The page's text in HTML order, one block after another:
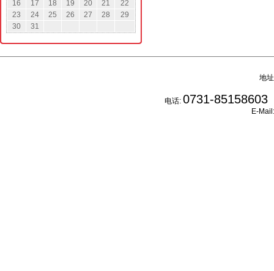
16
17 18 19 20 21
22
23
24 25 26 27 28
29
30
31
地
电话: 0731-85158603
E-